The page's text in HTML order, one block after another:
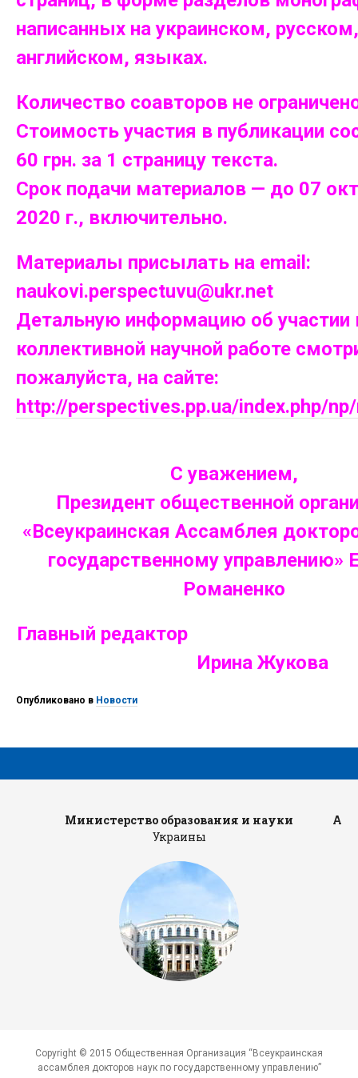
написанных на украинском,
английском, языках.
Количество соавторов не
Стоимость участия в публикации
60 грн. за 1 страницу текста.
Срок подачи материалов — до 07
2020 г., включительно.
Материалы присылать на email:
naukovi.perspectuvu@ukr.net
Детальную информацию об участии
коллективной научной работе
пожалуйста, на сайте:
http://perspectives.pp.ua/index.php/
С уважением,
Президент общественной
«Всеукраинская Ассамблея
государственному управлению»
Романенко
Главный
Ирина Жукова
Опубликовано в Новости
Министерство образования и науки
Украины
Copyright © 2015 Общественная Организация “Всеукраинская
ассамблея докторов наук по государственному управлению”